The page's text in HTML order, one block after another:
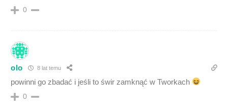
0
olo 8 lat temu
powinni go zbadać i jeśli to świr zamknąć w Tworkach
0